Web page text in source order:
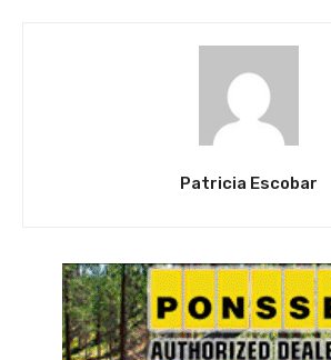
Patricia Escobar